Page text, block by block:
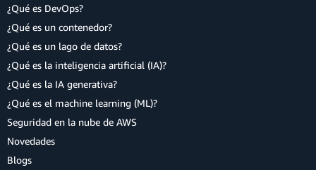
¿Qué es DevOps?
¿Qué es un contenedor?
¿Qué es un lago de datos?
¿Qué es la inteligencia artificial (IA)?
¿Qué es la IA generativa?
¿Qué es el machine learning (ML)?
Seguridad en la nube de AWS
Novedades
Blogs